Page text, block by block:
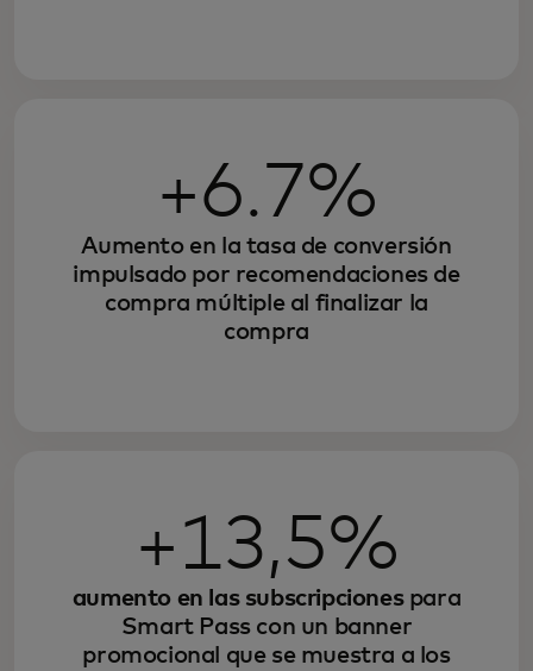
+6.7%
Aumento en la tasa de conversión
impulsado por recomendaciones de
compra múltiple al finalizar la
compra
+13,5%
aumento en las subscripcionespara
Smart Pass con un banner
promocional que se muestra a los